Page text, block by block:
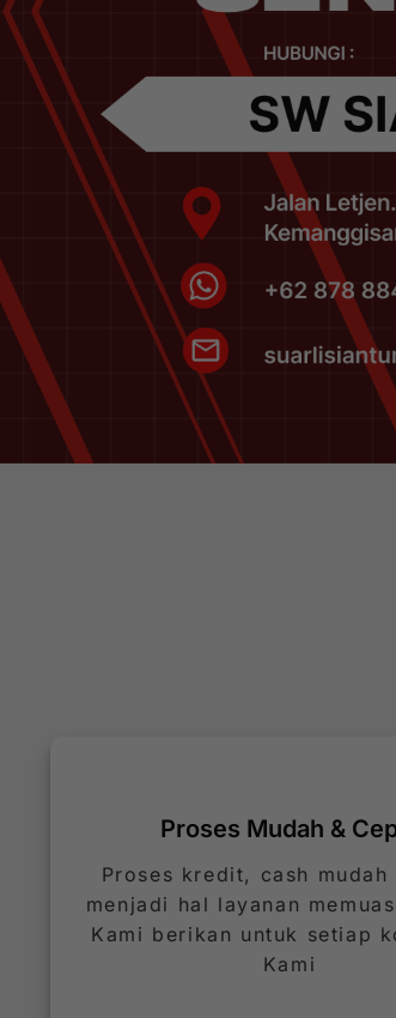
Proses Mudah &
Proses kredit, cash mudah
menjadi hal layanan
Kami berikan untuk setiap
Kami